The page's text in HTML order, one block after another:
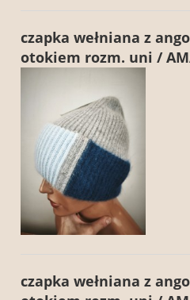
czapka wełniana z
otokiem rozm. uni /
czapka wełniana z